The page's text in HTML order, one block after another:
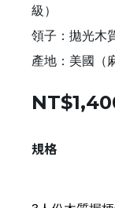
級）
領子：拋光木
產地：美國（
規格